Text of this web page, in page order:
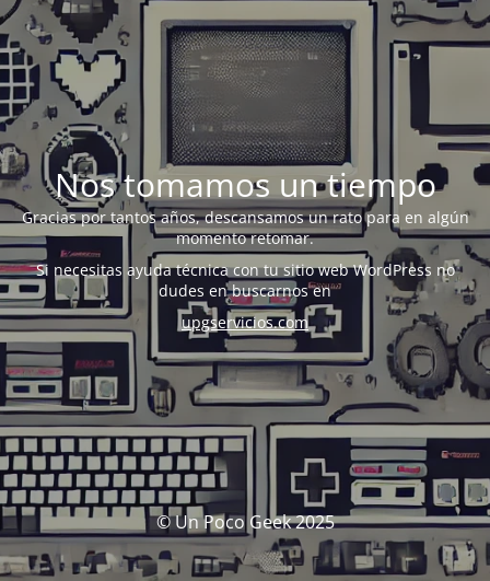
Nos tomamos un tiempo
Gracias por tantos años, descansamos un rato para en algún
momento retomar.
Si necesitas ayuda técnica con tu sitio web WordPress no
dudes en buscarnos en
upgservicios.com
© Un Poco Geek 2025